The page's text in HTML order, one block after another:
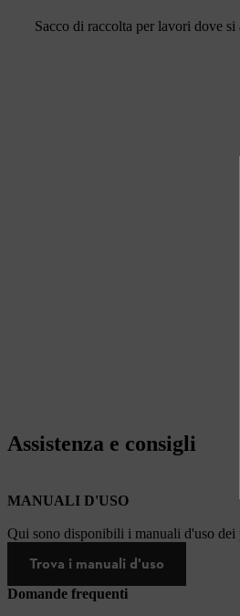
Sacco di raccolta per lavori dove
Assistenza e consigli
MANUALI D'USO
Qui sono disponibili i manuali d'uso
Trova i manuali d'uso
Domande frequenti